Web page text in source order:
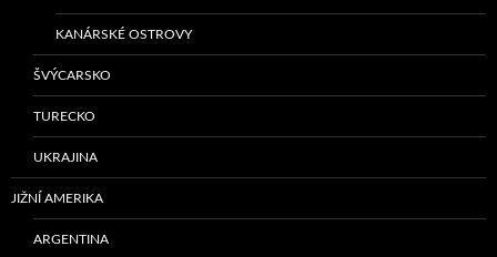
KANÁRSKÉ OSTROVY
ŠVÝCARSKO
TURECKO
UKRAJINA
JIŽNÍ AMERIKA
ARGENTINA